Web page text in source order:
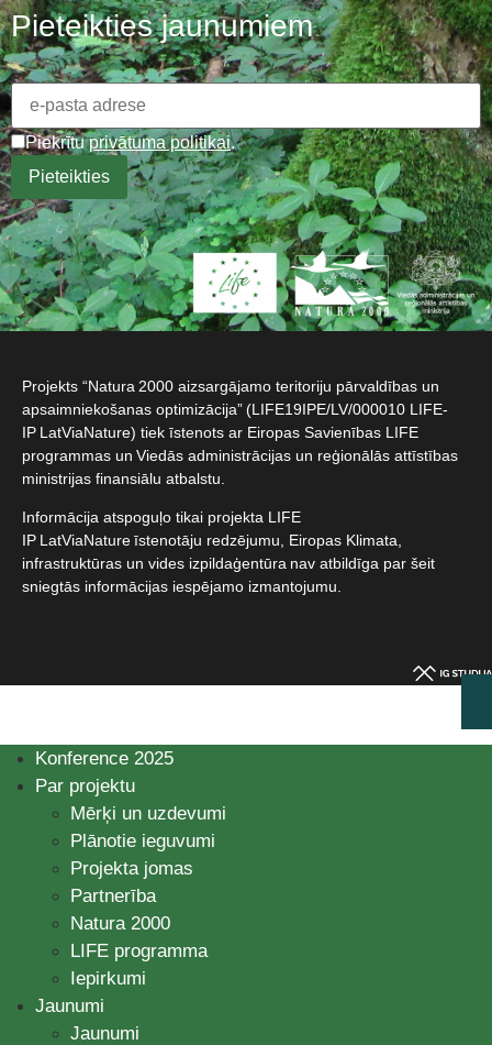
Pieteikties jaunumiem
Piekrītuprivātuma politikai.
Projekts “Natura 2000 aizsargājamo teritoriju pārvaldības un
apsaimniekošanas optimizācija” (LIFE19IPE/LV/000010 LIFE-
IP LatViaNature) tiek īstenots ar Eiropas Savienības LIFE
programmas un Viedās administrācijas un reģionālās attīstības
ministrijas finansiālu atbalstu.​
Informācija atspoguļo tikai projekta LIFE
IP LatViaNature īstenotāju redzējumu, Eiropas Klimata,
infrastruktūras un vides izpildaģentūra nav atbildīga par šeit
sniegtās informācijas iespējamo izmantojumu.​
Konference 2025
Par projektu
Mērķi un uzdevumi
Plānotie ieguvumi
Projekta jomas
Partnerība
Natura 2000
LIFE programma
Iepirkumi
Jaunumi
Jaunumi